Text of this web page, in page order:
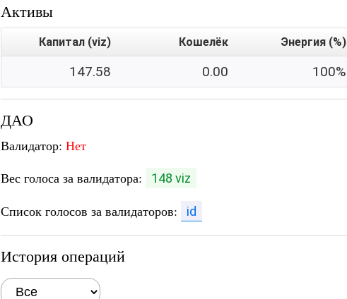
Активы
Капитал (viz) Кошелёк Энергия (%)
147.58 0.00 100%
ДАО
Валидатор: Нет
Вес голоса за валидатора:
148 viz
Список голосов за валидаторов: id
История операций